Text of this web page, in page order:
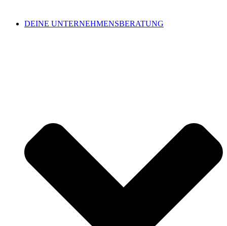
DEINE UNTERNEHMENSBERATUNG